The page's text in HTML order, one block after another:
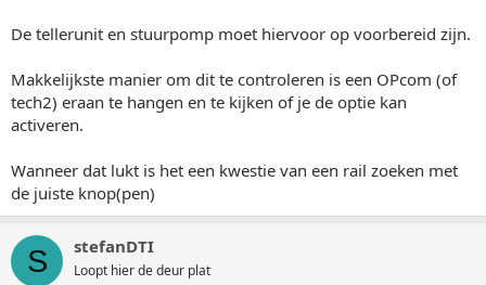
De tellerunit en stuurpomp moet hiervoor op voorbereid zijn.
Makkelijkste manier om dit te controleren is een OPcom (of
tech2) eraan te hangen en te kijken of je de optie kan
activeren.
Wanneer dat lukt is het een kwestie van een rail zoeken met
de juiste knop(pen)
S stefanDTI
Loopt hier de deur plat